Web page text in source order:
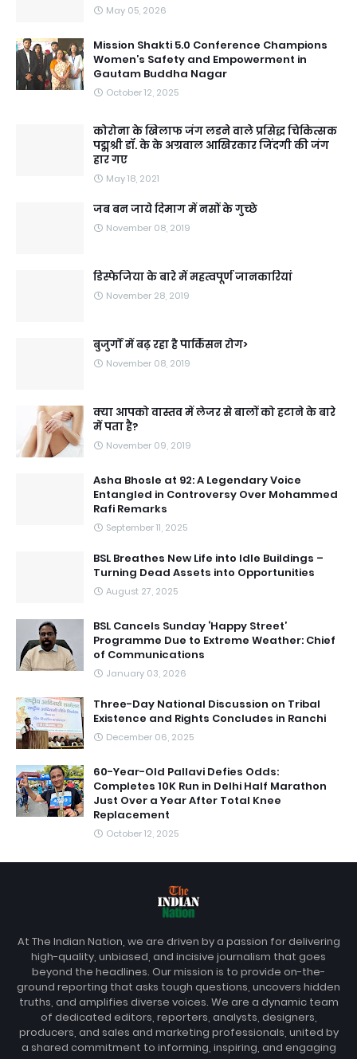
May 05, 2026
Mission Shakti 5.0 Conference Champions
Women’s Safety and Empowerment in
Gautam Buddha Nagar
October 12, 2025
कोरोना के खिलाफ जंग लडने वाले प्रसिद्ध चिकित्सक
पद्मश्री डॉ. के के अग्रवाल आखिरकार जिंदगी की जंग
हार गए
May 18, 2021
जब बन जाये दिमाग में नसों के गुच्छे
November 08, 2019
डिस्फेजिया के बारे में महत्वपूर्ण जानकारियां
November 28, 2019
बुजुर्गों में बढ़ रहा है पार्किंसन रोग>
November 08, 2019
क्या आपको वास्तव में लेजर से बालों को हटाने के बारे
में पता है?
November 09, 2019
Asha Bhosle at 92: A Legendary Voice
Entangled in Controversy Over Mohammed
Rafi Remarks
September 11, 2025
BSL Breathes New Life into Idle Buildings –
Turning Dead Assets into Opportunities
August 27, 2025
BSL Cancels Sunday ‘Happy Street’
Programme Due to Extreme Weather: Chief
of Communications
January 03, 2026
Three-Day National Discussion on Tribal
Existence and Rights Concludes in Ranchi
December 06, 2025
60-Year-Old Pallavi Defies Odds:
Completes 10K Run in Delhi Half Marathon
Just Over a Year After Total Knee
Replacement
October 12, 2025
At The Indian Nation, we are driven by a passion for delivering
high-quality, unbiased, and incisive journalism that goes
beyond the headlines. Our mission is to provide on-the-
ground reporting that asks tough questions, uncovers hidden
truths, and amplifies diverse voices. We are a dynamic team
of dedicated editors, reporters, analysts, designers,
producers, and sales and marketing professionals, united by
a shared commitment to informing, inspiring, and engaging